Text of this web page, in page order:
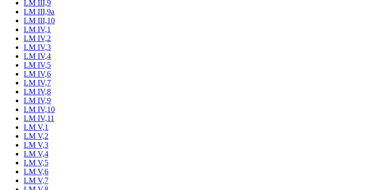
LM III,9
LM III,9a
LM III,10
LM IV,1
LM IV,2
LM IV,3
LM IV,4
LM IV,5
LM IV,6
LM IV,7
LM IV,8
LM IV,9
LM IV,10
LM IV,11
LM V,1
LM V,2
LM V,3
LM V,4
LM V,5
LM V,6
LM V,7